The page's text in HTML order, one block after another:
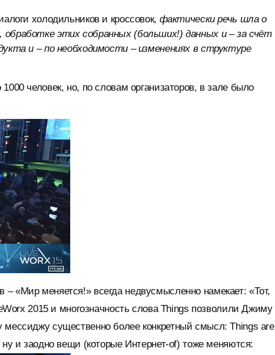
холодильников и кроссовок, фактически речь шла о
этих собранных (больших!) данных и – за счёт
и – по необходимости – изменениях в структуре
человек, но, по словам организаторов, в зале было
«Мир меняется!» всегда недвусмысленно намекает: «Тот,
2015 и многозначность слова Things позволили Джиму
существенно более конкретный смысл: Things are
и заодно вещи (которые Интернет-of) тоже меняются: